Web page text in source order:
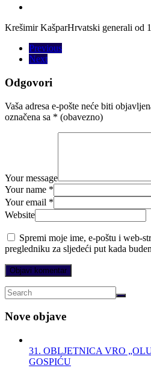
Krešimir KašparHrvatski generali od
Previous
Next
Odgovori
Vaša adresa e-pošte neće biti
označena sa * (obavezno)
Your message
Your name *
Your email *
Website
Spremi moje ime, e-poštu i web-
pregledniku za sljedeći put kada
Nove objave
31. OBLJETNICA VRO
GOSPIĆU